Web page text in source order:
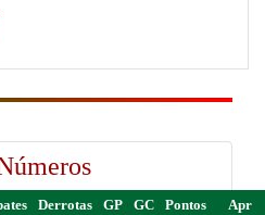
Derrotas GP GC Pontos Apr